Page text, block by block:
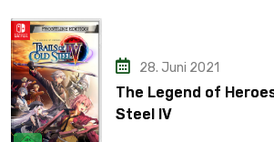
28. Juni 2021
The Legend of
Steel IV